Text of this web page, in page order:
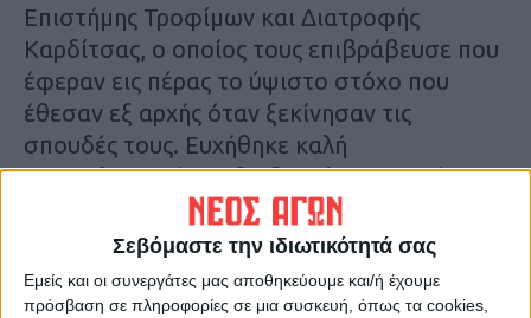
Σεβόμαστε την ιδιωτικότητά σας
Εμείς και οι συνεργάτες μας αποθηκεύουμε και/ή έχουμε
πρόσβαση σε πληροφορίες σε μια συσκευή, όπως τα cookies,
Επιστήμης Τροφίμων και Διατροφής
Καρδίτσας, ο οποίος τους επιβράβευσε που
έφεραν εις πέρας το ύψιστο στόχο που
έθεσαν εξ αρχής όταν ξεκίνησαν τις
σπουδές τους. Ευχήθηκε καλή
επαγγελματική σταδιοδρομία στους νέους
Με το πέρας της ορκωμοσίας οι απόφοιτοι
με το πτυχίο στο χέρι έβγαλαν